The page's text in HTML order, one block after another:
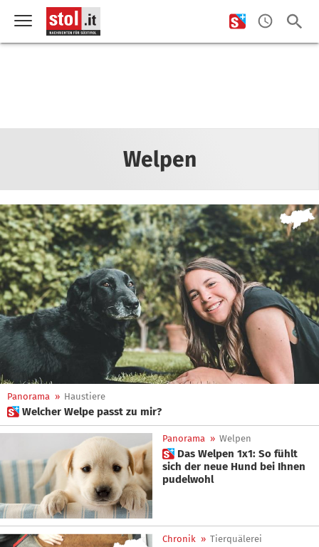
Welpen
Panorama » Haustiere
 Welcher Welpe passt zu mir?
Panorama » Welpen
 Das Welpen 1x1: So fühlt
sich der neue Hund bei Ihnen
pudelwohl
Chronik » Tierquälerei